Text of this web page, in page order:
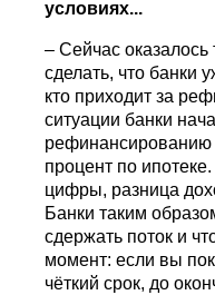
условиях...
– Сейчас
сделать, что банки
кто приходит за
ситуации банки
рефинансированию
процент по
цифры, разница
Банки таким
сдержать поток и
момент: если вы
чёткий срок, до